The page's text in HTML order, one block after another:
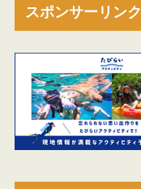
スポンサーリンク